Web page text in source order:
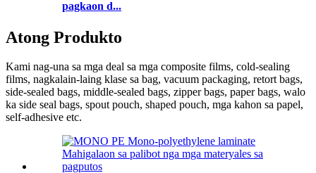
pagkaon d...
Atong Produkto
Kami nag-una sa mga deal sa mga composite films, cold-sealing
films, nagkalain-laing klase sa bag, vacuum packaging, retort bags,
side-sealed bags, middle-sealed bags, zipper bags, paper bags, walo
ka side seal bags, spout pouch, shaped pouch, mga kahon sa papel,
self-adhesive etc.